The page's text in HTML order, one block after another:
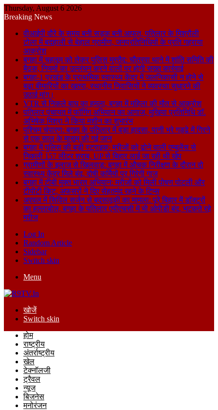
Thursday, August 6 2026
Breaking News
वीआईपी दौरे के समय बनी सड़क बनी आफत, पतिलार के मिश्रौली
टोला में बदहाली से बेहाल ग्रामीण, जनप्रतिनिधियों के प्रति गहराया
आक्रोश
बगहा में चहलूम को लेकर पुलिस मुस्तैद: चौतरवा थाने में शांति समिति की
बैठक, नियमों का उल्लंघन करने वालों पर होगी सख्त कार्रवाई
बगहा-1 प्रखंड के प्राथमिक स्वास्थ्य केंद्र में जलनिकासी न होने से
बढ़ा बीमारियों का खतरा, स्थानीय निवासियों ने व्यवस्था सुधारने की
उठाई मांग।
VTR से निकले बाघ का हमला, बगहा में महिला की मौत से आक्रोश
पतिलार पंचायत में फॉगिंग अभियान का आगाज, मुखिया प्रतिनिधि डॉ.
अभिषेक मिश्रा ने किया मशीन का शुभारंभ
पश्चिम चंपारण: बगहा के पतिलार में बड़ा हादसा, पानी भरे गड्ढे में गिरने
से एक साल के मासूम की गई जान
बगहा में पुलिस की बड़ी स्ट्राइक: मरीजों को ढोने वाली एम्बुलेंस से
निकली 157 लीटर शराब, UP से बिहार लाई जा रही थी खेप
ग्रामीणों के इलाज से खिलवाड़: बगहा में औचक निरीक्षण के दौरान दो
स्वास्थ्य केंद्र मिले बंद, दोषी कर्मियों पर गिरेगी गाज
बगहा में टीबी मुक्त भारत अभियान: मरीजों को मिली पोषण पोटली और
टीपीटी किट, अफसरों ने दिए सेहतमंद रहने के टिप्स
अरवल में सिविल सर्जन से बदसलूकी का मामला: पूरे बिहार में डॉक्टरों
का हल्लाबोल, बगहा के पतिलार एपीएचसी में भी ओपीडी बंद, भटकते रहे
मरीज
Log In
Random Article
Sidebar
Switch skin
Menu
खोजें
Switch skin
होम
राष्ट्रीय
अंतर्राष्ट्रीय
खेल
टेक्नॉलजी
ट्रैवल
न्यूज
बिजनेस
मनोरंजन